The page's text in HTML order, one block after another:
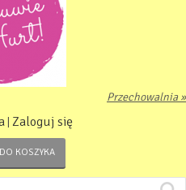
Przechowalnia »
Zaloguj się
KOSZYKA